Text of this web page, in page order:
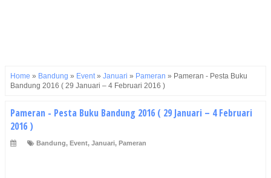
Home » Bandung » Event» Januari » Pameran » Pameran - Pesta Buku
Bandung 2016 ( 29 Januari – 4 Februari 2016 )
Pameran - Pesta Buku Bandung 2016 ( 29 Januari – 4 Februari
2016 )
Bandung, Event, Januari, Pameran